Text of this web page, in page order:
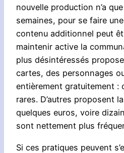
nouvelle production n’a
semaines, pour se faire
contenu additionnel peut
maintenir active la
plus désintéressés
cartes, des personnages
entièrement gratuitement
rares. D’autres proposent
quelques euros, voire
sont nettement plus
Si ces pratiques peuvent